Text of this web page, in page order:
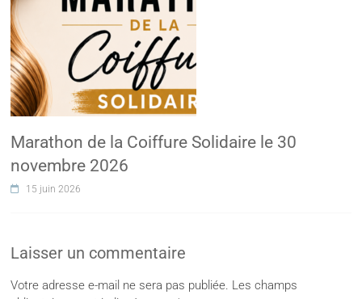
Marathon de la Coiffure Solidaire le 30
novembre 2026
15 juin 2026
Laisser un commentaire
Votre adresse e-mail ne sera pas publiée. Les champs